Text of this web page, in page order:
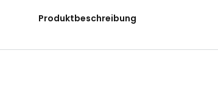
Produktbeschreibung